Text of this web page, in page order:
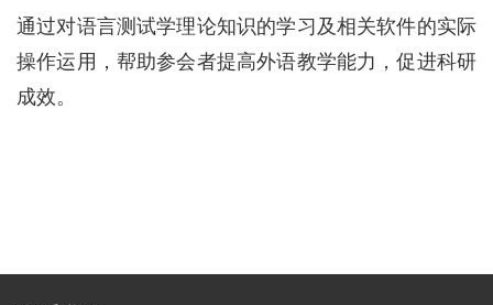
通过对语言测试学理论知识的学习及相关软件的实际
操作运用，帮助参会者提高外语教学能力，促进科研
成效。